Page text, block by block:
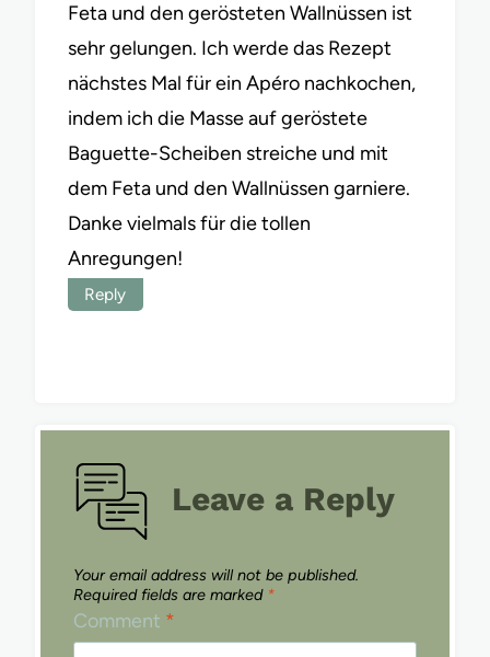
Feta und den gerösteten Wallnüssen ist
sehr gelungen. Ich werde das Rezept
nächstes Mal für ein Apéro nachkochen,
indem ich die Masse auf geröstete
Baguette-Scheiben streiche und mit
dem Feta und den Wallnüssen garniere.
Danke vielmals für die tollen
Anregungen!
Reply
Leave a Reply
Your email address will not be published.
Required fields are marked *
Comment *